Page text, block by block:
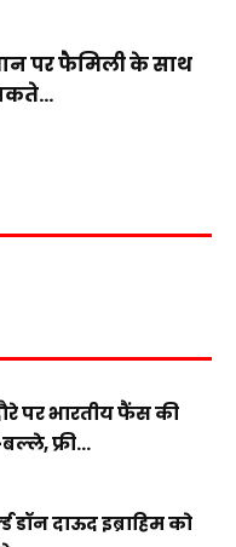
पर फैमिली के साथ
पर भारतीय फैंस की
फ्री...
डॉन दाऊद इब्राहिम को